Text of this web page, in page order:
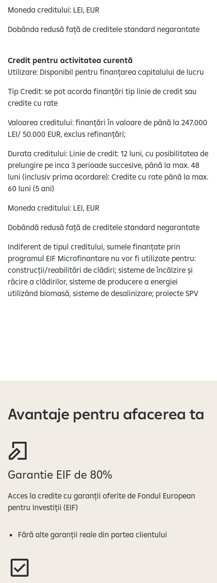
Moneda creditului: LEI, EUR​
Dobânda redusă față de creditele standard negarantate​
Credit pentru activitatea curentă​
Utilizare: Disponibil pentru finanțarea capitalului de lucru
​Tip Credit: se pot acorda finanțări tip linie de credit sau
credite cu rate​
Valoarea creditului: finanțări în valoare de până la 247.000
LEI/ 50.000 EUR, exclus refinanțări;
Durata creditului: Linie de credit: 12 luni, cu posibilitatea de
prelungire pe inca 3 perioade succesive, până la max. 48
luni (inclusiv prima acordare): Credite cu rate până la max.
60 luni (5 ani) ​
Moneda creditului: LEI, EUR
Dobândă redusă față de creditele standard negarantate
​Indiferent de tipul creditului, sumele finanțate prin
programul EIF Microfinantare nu vor fi utilizate pentru:
construcții/reabilitări de clădiri; sisteme de încălzire și
răcire a clădirilor, sisteme de producere a energiei
utilizând biomasă, sisteme de desalinizare; proiecte SPV​​
Avantaje pentru afacerea ta
Garantie EIF de 80%
Acces la credite cu garanții oferite de Fondul European
pentru Investiții (EIF)​
Fără alte garanții reale din partea clientului